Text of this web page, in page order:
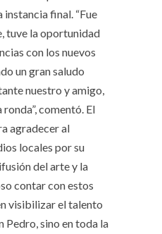
instancia final. “Fue
tuve la oportunidad
con los nuevos
un gran saludo
nuestro y amigo,
comentó. El
agradecer al
locales por su
del arte y la
contar con estos
visibilizar el talento
Pedro, sino en toda la